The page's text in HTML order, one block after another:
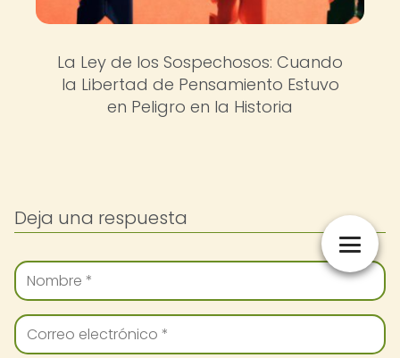
La Ley de los Sospechosos: Cuando
la Libertad de Pensamiento Estuvo
en Peligro en la Historia
Deja una respuesta